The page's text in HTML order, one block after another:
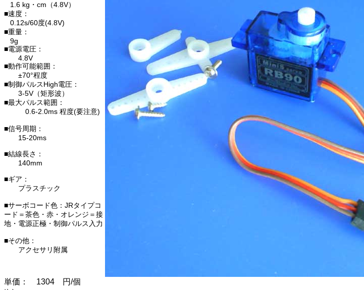
1.6 kg・cm（4.8V）
■速度：
0.12s/60度(4.8V)
■重量：
9g
■電源電圧：
4.8V
■動作可能範囲：
±70°程度
■制御パルスHigh電圧：
3-5V（矩形波）
■最大パルス範囲：
0.6-2.0ms 程度(要注意)
■信号周期：
15-20ms
■結線長さ：
140mm
■ギア：
プラスチック
■サーボコード色：JRタイプコ
ード＝茶色・赤・オレンジ＝接
地・電源正極・制御パルス入力
■その他：
アクセサリ附属
単価： 1304 円/個